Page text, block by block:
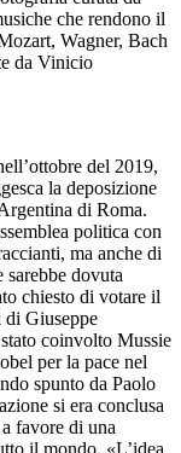
che rendono il
Wagner, Bach
da Vinicio
del 2019,
la deposizione
di Roma.
politica con
ma anche di
dovuta
chiesto di votare il
di Giuseppe
coinvolto Mussie
per la pace nel
spunto da Paolo
si era conclusa
favore di una
il mondo. «L’idea